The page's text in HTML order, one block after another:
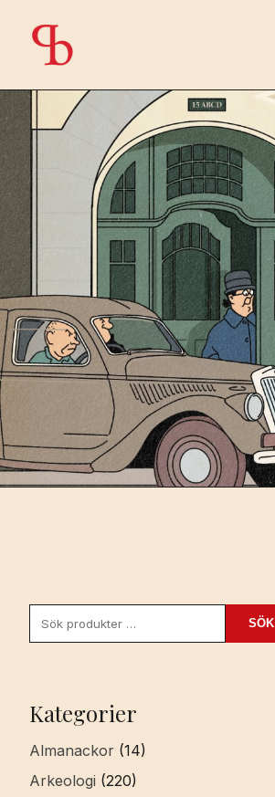
SÖK
Kategorier
Almanackor (14)
Arkeologi (220)